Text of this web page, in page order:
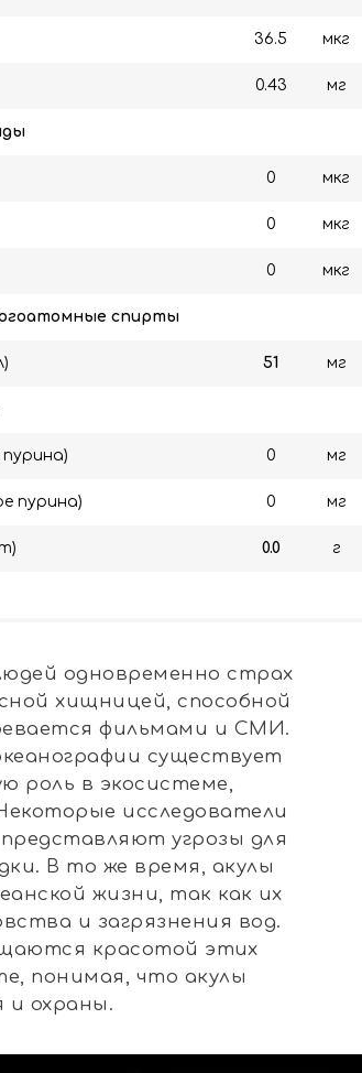
36.5 мкг
0.43 мг
0 мкг
0 мкг
0 мкг
спирты
51 мг
0 мг
пурина) 0 мг
0.0 г
одновременно страх
хищницей, способной
фильмами и СМИ.
существует
роль в экосистеме,
исследователи
угрозы для
В то же время, акулы
жизни, так как их
и загрязнения вод.
красотой этих
понимая, что акулы
и охраны.